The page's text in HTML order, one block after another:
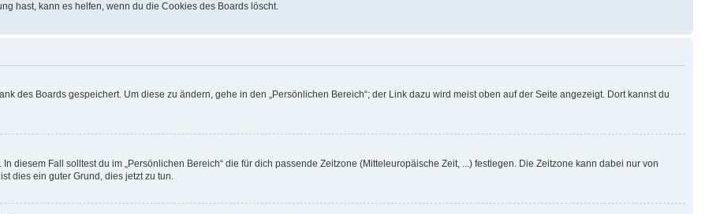
hast, kann es helfen, wenn du die Cookies des Boards löscht.
des Boards gespeichert. Um diese zu ändern, gehe in den „Persönlichen Bereich“; der Link dazu wird meist oben auf der Seite angezeigt. Dort kannst du
diesem Fall solltest du im „Persönlichen Bereich“ die für dich passende Zeitzone (Mitteleuropäische Zeit, ...) festlegen. Die Zeitzone kann dabei nur von
dies ein guter Grund, dies jetzt zu tun.